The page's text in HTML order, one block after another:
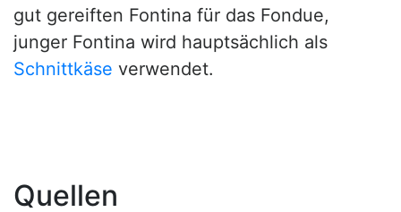
gut gereiften Fontina für das Fondue,
junger Fontina wird hauptsächlich als
Schnittkäse verwendet.
Quellen